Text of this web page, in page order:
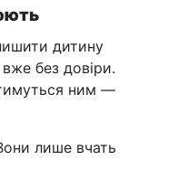
дитину
без довіри.
ним —
лише вчать